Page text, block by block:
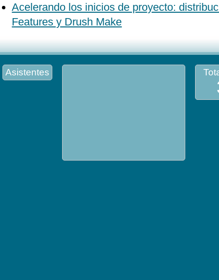
Acelerando los inicios de proyecto:
Features y Drush Make
Asistentes